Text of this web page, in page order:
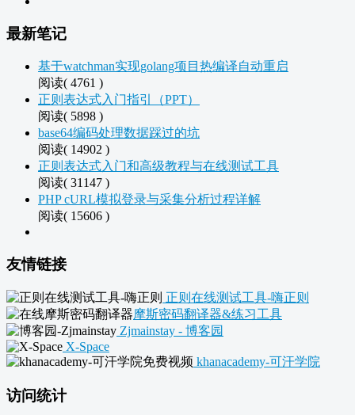
最新笔记
基于watchman实现golang项目热编译自动重启
阅读( 4761 )
正则表达式入门指引（PPT）
阅读( 5898 )
base64编码处理数据踩过的坑
阅读( 14902 )
正则表达式入门和高级教程与在线测试工具
阅读( 31147 )
PHP cURL模拟登录与采集分析过程详解
阅读( 15606 )
友情链接
正则在线测试工具-嗨正则
摩斯密码翻译器&练习工具
Zjmainstay - 博客园
X-Space
khanacademy-可汗学院
访问统计